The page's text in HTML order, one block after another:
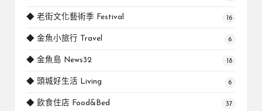
◆ 老街文化藝術季 Festival 16
◆ 金魚小旅行 Travel 6
◆ 金魚島 News32 18
◆ 頭城好生活 Living 6
◆ 飲食住店 Food&Bed 37